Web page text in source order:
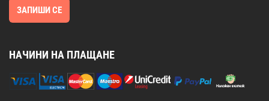
ЗАПИШИ СЕ
НАЧИНИ НА ПЛАЩАНЕ